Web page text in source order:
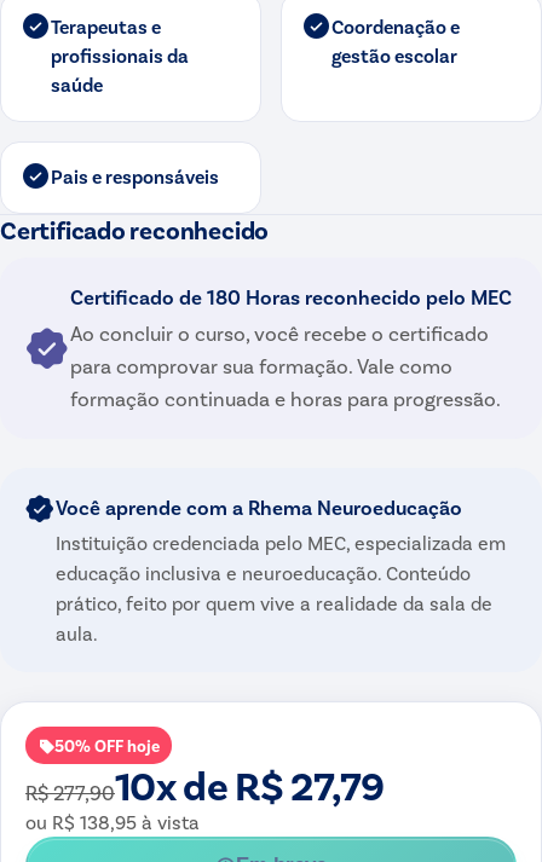
Terapeutas e
profissionais da
saúde
Coordenação e
gestão escolar
Pais e responsáveis
Certificado reconhecido
Certificado de 180 Horas reconhecido pelo MEC
Ao concluir o curso, você recebe o certificado
para comprovar sua formação. Vale como
formação continuada e horas para progressão.
Você aprende com a Rhema Neuroeducação
Instituição credenciada pelo MEC, especializada em
educação inclusiva e neuroeducação. Conteúdo
prático, feito por quem vive a realidade da sala de
aula.
50% OFF hoje
R$ 277,9010x de R$ 27,79
ou R$ 138,95 à vista